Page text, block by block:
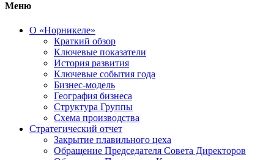
Меню
О «Норникеле»
Краткий обзор
Ключевые показатели
История развития
Ключевые события года
Бизнес-модель
География бизнеса
Структура Группы
Схема производства
Стратегический отчет
Закрытие плавильного цеха
Обращение Председателя Совета Директоров